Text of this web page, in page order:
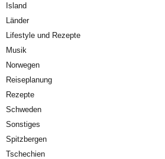
Island
Länder
Lifestyle und Rezepte
Musik
Norwegen
Reiseplanung
Rezepte
Schweden
Sonstiges
Spitzbergen
Tschechien